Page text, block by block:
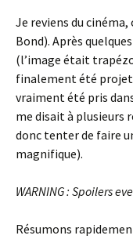
Je reviens du cinéma,
Bond). Après
(l’image était
finalement été
vraiment été pris
me disait à plusieurs
donc tenter de faire
magnifique).
WARNING : Spoilers
Résumons